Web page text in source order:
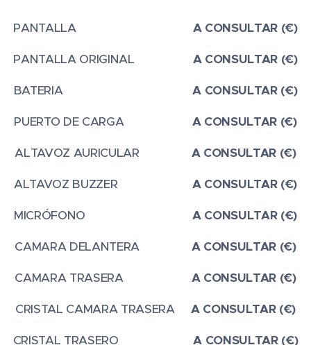
PANTALLA A CONSULTAR (€)
PANTALLA ORIGINAL A CONSULTAR (€)
BATERIAA CONSULTAR (€)
PUERTO DE CARGAA CONSULTAR (€)
ALTAVOZ AURICULAR A CONSULTAR (€)
ALTAVOZ BUZZER A CONSULTAR (€)
MICRÓFONOA CONSULTAR (€)
CAMARA DELANTERA A CONSULTAR (€)
CAMARA TRASERA A CONSULTAR (€)
CRISTAL CAMARA TRASERAA CONSULTAR (€)
CRISTAL TRASEROA CONSULTAR (€)